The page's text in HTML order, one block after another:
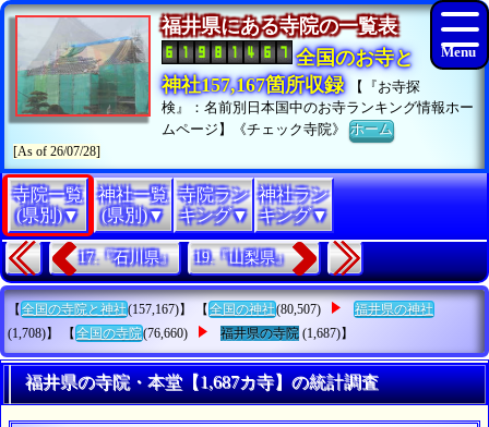
福井県にある寺院の一覧表
全国のお寺と
神社157,167箇所収録
【『お寺探
検』：名前別日本国中のお寺ランキング情報ホー
ムページ】《チェック寺院》ホーム
[As of 26/07/28]
寺院一覧
(県別)▼
神社一覧
(県別)▼
寺院ラン
キング▼
神社ラン
キング▼
17.『石川県』 19.『山梨県』
【 全国の寺院と神社(157,167)】 【 全国の神社(80,507)
福井県の神社
(1,708)】 【 全国の寺院(76,660) 福井県の寺院 (1,687)】
福井県の寺院・本堂【1,687カ寺】の統計調査